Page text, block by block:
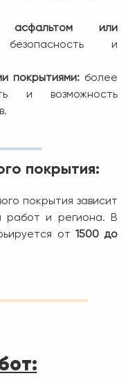
или
и
покрытиями: более
и возможность
покрытия:
покрытия зависит
работ и региона. В
от 1500 до